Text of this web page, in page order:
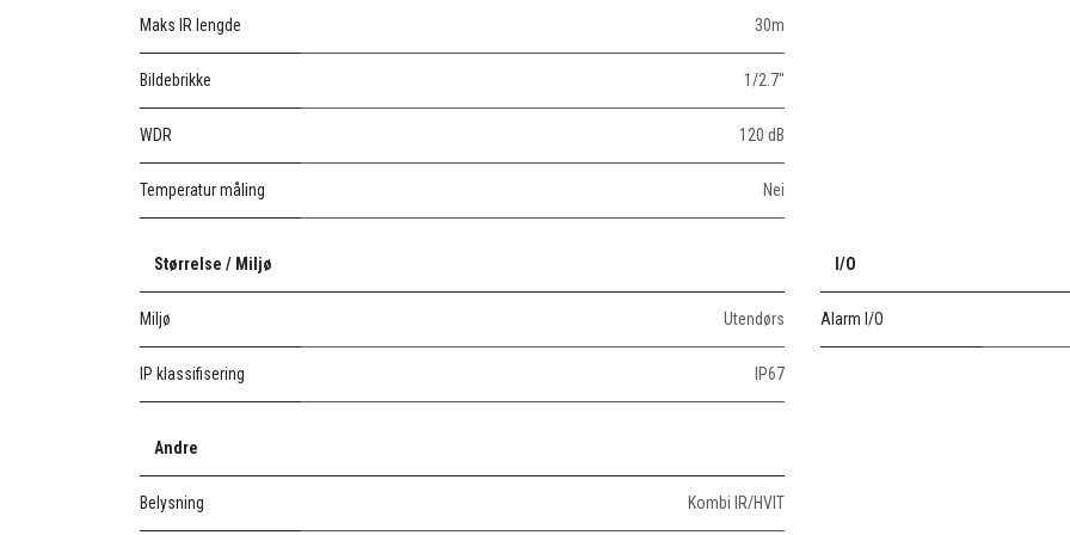
Maks IR lengde 30m
Bildebrikke 1/2.7"
WDR 120 dB
Temperatur måling Nei
Størrelse / Miljø
Miljø Utendørs
IP klassifisering IP67
I/O
Alarm I/O
Andre
Belysning Kombi IR/HVIT